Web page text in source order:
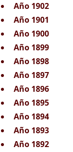
Año 1902
Año 1901
Año 1900
Año 1899
Año 1898
Año 1897
Año 1896
Año 1895
Año 1894
Año 1893
Año 1892